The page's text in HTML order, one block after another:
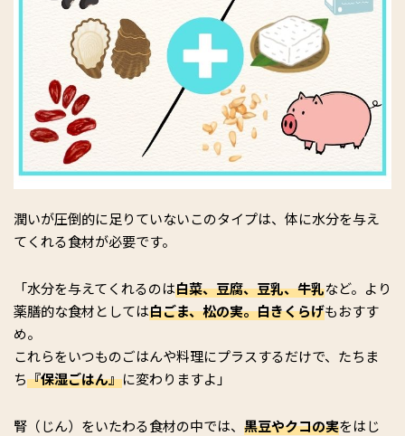
潤いが圧倒的に足りていないこのタイプは、体に水分を与え
てくれる食材が必要です。
「水分を与えてくれるのは白菜、豆腐、豆乳、牛乳など。より
薬膳的な食材としては白ごま、松の実。白きくらげもおすす
め。
これらをいつものごはんや料理にプラスするだけで、たちま
ち『保湿ごはん』に変わりますよ」
腎（じん）をいたわる食材の中では、 黒豆やクコの実をはじ